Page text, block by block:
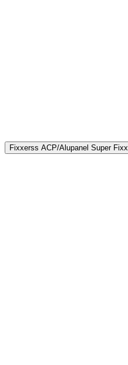
Fixxerss ACP/Alupanel Super Fixx